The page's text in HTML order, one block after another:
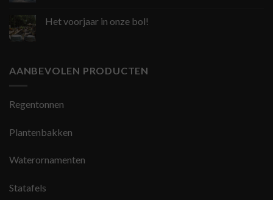
Het voorjaar in onze bol!
AANBEVOLEN PRODUCTEN
Regentonnen
Plantenbakken
Waterornamenten
Statafels